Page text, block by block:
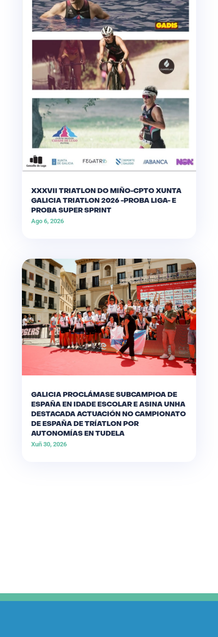
XXXVII TRIATLON DO MIÑO-CPTO XUNTA
GALICIA TRIATLON 2026 -PROBA LIGA- E
PROBA SUPER SPRINT
Ago 6, 2026
GALICIA PROCLÁMASE SUBCAMPIOA DE
ESPAÑA EN IDADE ESCOLAR E ASINA UNHA
DESTACADA ACTUACIÓN NO CAMPIONATO
DE ESPAÑA DE TRÍATLON POR
AUTONOMÍAS EN TUDELA
Xuñ 30, 2026